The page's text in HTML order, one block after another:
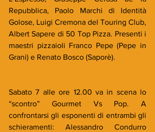
Repubblica, Paolo Marchi di Identità
Golose, Luigi Cremona del Touring Club,
Albert Sapere di 50 Top Pizza. Presenti i
maestri pizzaioli Franco Pepe (Pepe in
Grani) e Renato Bosco (Saporè).
Sabato 7 alle ore 12.00 va in scena lo
“scontro” Gourmet Vs Pop. A
confrontarsi gli esponenti di entrambi gli
schieramenti: Alessandro Condurro